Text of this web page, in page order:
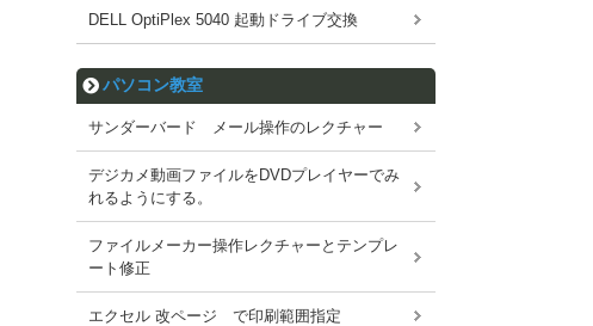
DELL OptiPlex 5040 起動ドライブ交換
パソコン教室
サンダーバード メール操作のレクチャー
デジカメ動画ファイルをDVDプレイヤーでみ
れるようにする。
ファイルメーカー操作レクチャーとテンプレ
ート修正
エクセル 改ページ で印刷範囲指定